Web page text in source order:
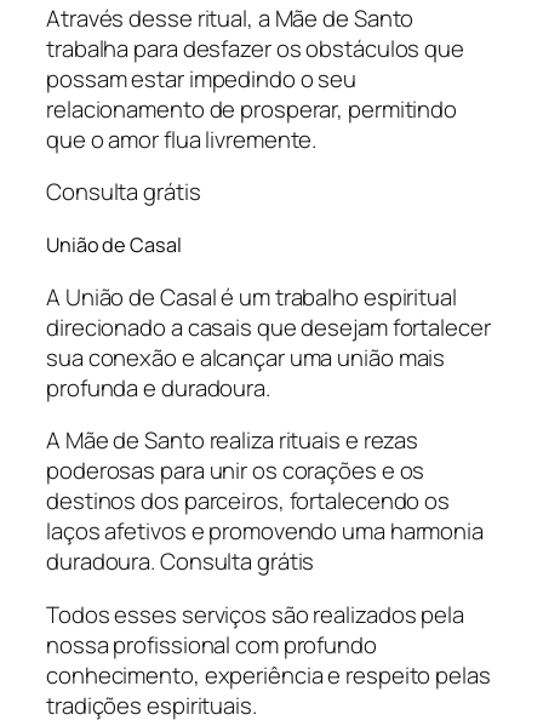
Através desse ritual, a Mãe de Santo
trabalha para desfazer os obstáculos que
possam estar impedindo o seu
relacionamento de prosperar, permitindo
que o amor flua livremente.
Consulta grátis
União de Casal
A União de Casal é um trabalho espiritual
direcionado a casais que desejam fortalecer
sua conexão e alcançar uma união mais
profunda e duradoura.
A Mãe de Santo realiza rituais e rezas
poderosas para unir os corações e os
destinos dos parceiros, fortalecendo os
laços afetivos e promovendo uma harmonia
duradoura. Consulta grátis
Todos esses serviços são realizados pela
nossa profissional com profundo
conhecimento, experiência e respeito pelas
tradições espirituais.